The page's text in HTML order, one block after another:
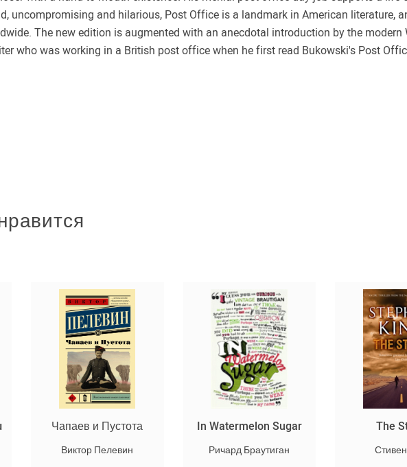
uncompromising and hilarious, Post Office is a landmark in American literature,
The new edition is augmented with an anecdotal introduction by the modern
who was working in a British post office when he first read Bukowski's Post
Чапаев и Пустота
Виктор Пелевин
In Watermelon Sugar
Ричард Браутиган
The